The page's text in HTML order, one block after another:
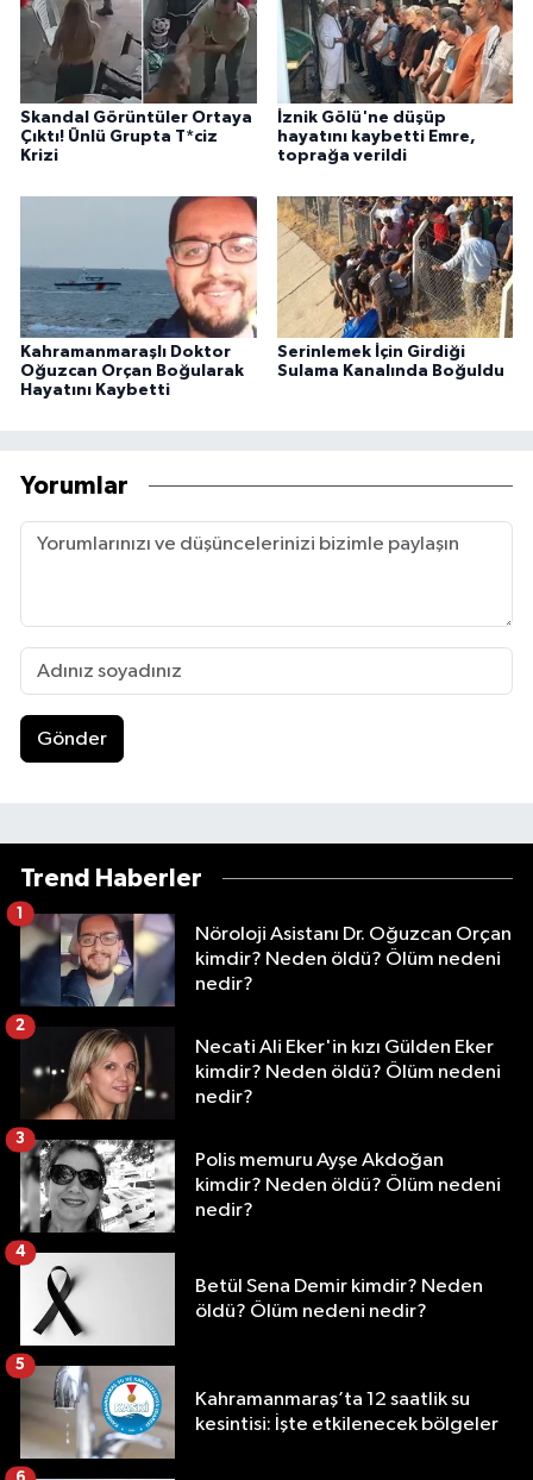
Skandal Görüntüler Ortaya
Çıktı! Ünlü Grupta T*ciz
Krizi
İznik Gölü'ne düşüp
hayatını kaybetti Emre,
toprağa verildi
Kahramanmaraşlı Doktor
Oğuzcan Orçan Boğularak
Hayatını Kaybetti
Serinlemek İçin Girdiği
Sulama Kanalında Boğuldu
Yorumlar
Gönder
Trend Haberler
Nöroloji Asistanı Dr. Oğuzcan Orçan
kimdir? Neden öldü? Ölüm nedeni
nedir?
1
Necati Ali Eker'in kızı Gülden Eker
kimdir? Neden öldü? Ölüm nedeni
nedir?
2
Polis memuru Ayşe Akdoğan
kimdir? Neden öldü? Ölüm nedeni
nedir?
3
Betül Sena Demir kimdir? Neden
öldü? Ölüm nedeni nedir?
4
Kahramanmaraş’ta 12 saatlik su
kesintisi: İşte etkilenecek bölgeler
5